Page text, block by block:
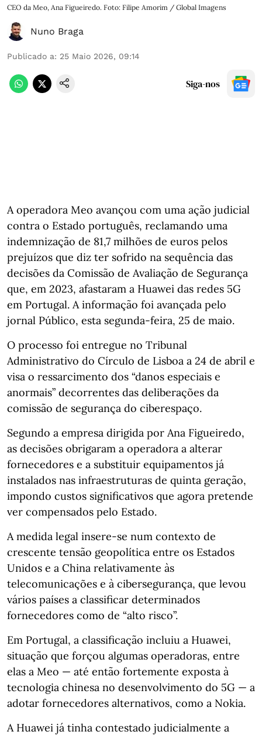
CEO da Meo, Ana Figueiredo. Foto: Filipe Amorim / Global Imagens
Nuno Braga
Publicado a: 25 Maio 2026, 09:14
Siga-nos
A operadora Meo avançou com uma ação judicial
contra o Estado português, reclamando uma
indemnização de 81,7 milhões de euros pelos
prejuízos que diz ter sofrido na sequência das
decisões da Comissão de Avaliação de Segurança
que, em 2023, afastaram a Huawei das redes 5G
em Portugal. A informação foi avançada pelo
jornal Público, esta segunda-feira, 25 de maio.
O processo foi entregue no Tribunal
Administrativo do Círculo de Lisboa a 24 de abril e
visa o ressarcimento dos “danos especiais e
anormais” decorrentes das deliberações da
comissão de segurança do ciberespaço.
Segundo a empresa dirigida por Ana Figueiredo,
as decisões obrigaram a operadora a alterar
fornecedores e a substituir equipamentos já
instalados nas infraestruturas de quinta geração,
impondo custos significativos que agora pretende
ver compensados pelo Estado.
A medida legal insere‑se num contexto de
crescente tensão geopolítica entre os Estados
Unidos e a China relativamente às
telecomunicações e à cibersegurança, que levou
vários países a classificar determinados
fornecedores como de “alto risco”.
Em Portugal, a classificação incluiu a Huawei,
situação que forçou algumas operadoras, entre
elas a Meo — até então fortemente exposta à
tecnologia chinesa no desenvolvimento do 5G — a
adotar fornecedores alternativos, como a Nokia.
A Huawei já tinha contestado judicialmente a